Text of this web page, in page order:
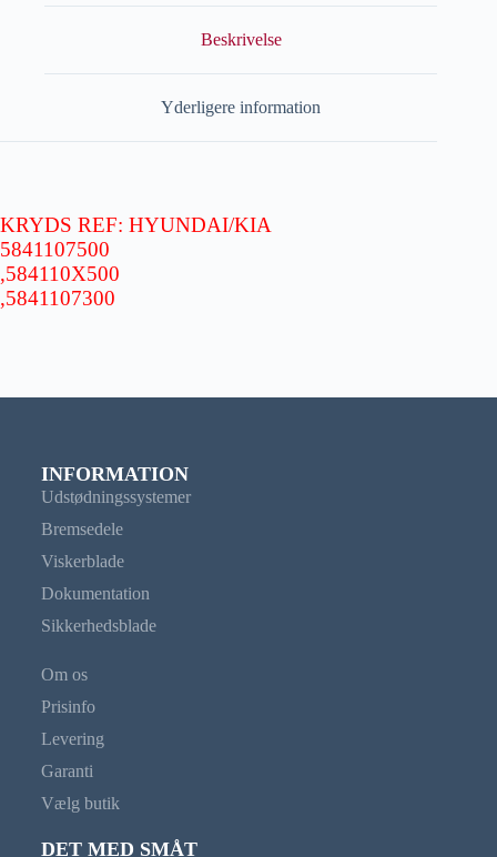
Beskrivelse
Yderligere information
KRYDS REF: HYUNDAI/KIA
5841107500
,584110X500
,5841107300
INFORMATION
Udstødningssystemer
Bremsedele
Viskerblade
Dokumentation
Sikkerhedsblade
Om os
Prisinfo
Levering
Garanti
Vælg butik
DET MED SMÅT